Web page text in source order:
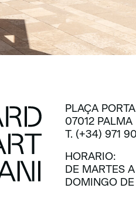
PLAÇA
07012 PALMA
T. (+34) 971
HORARIO:
DE MARTES
DOMINGO